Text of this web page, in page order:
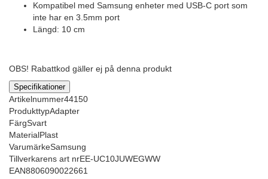
Kompatibel med Samsung enheter med USB-C port som
inte har en 3.5mm port
Längd: 10 cm
OBS! Rabattkod gäller ej på denna produkt
Specifikationer
Artikelnummer44150
ProdukttypAdapter
FärgSvart
MaterialPlast
VarumärkeSamsung
Tillverkarens art nrEE-UC10JUWEGWW
EAN8806090022661